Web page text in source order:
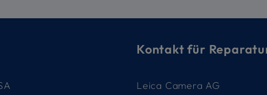
Kontakt für
Leica Camera AG